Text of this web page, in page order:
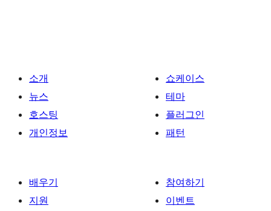
소개
뉴스
호스팅
개인정보
쇼케이스
테마
플러그인
패턴
배우기
지원
참여하기
이벤트